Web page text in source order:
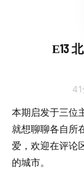
E13
本期启发于三位
就想聊聊各自所
爱，欢迎在评论
的城市。